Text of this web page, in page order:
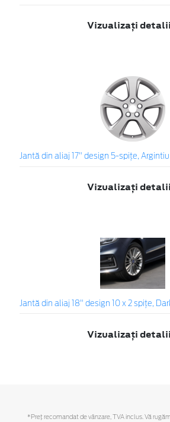
Vizualizați detalii
Jantă din aliaj 17" design 5-spiţe,
Vizualizați detalii
Jantă din aliaj 18" design 10 x 2 spițe,
Vizualizați detalii
*Preţ recomandat de vânzare, TVA inclus. Vă